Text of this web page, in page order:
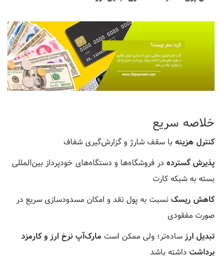
خلاصه سریع
کنترل هزینهبا سقف شارژ و گزارش‌گیری شفاف
پذیرش گسترده در فروشگاه‌ها و دستگاه‌های خودپرداز بین‌المللی
بسته به شبکه کارت
کاهش ریسکنسبت به پول نقد و امکان مسدودسازی سریع در
صورت مفقودی
تبدیل ارزساده‌تر؛ ولی ممکن است مارک‌آپ نرخ ارز و کارمزد
برداشت داشته باشد